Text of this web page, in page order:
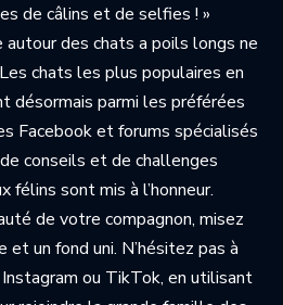
de câlins et de selfies ! »
autour des chats a poils longs ne
Les chats les plus populaires en
désormais parmi les préférées
Facebook et forums spécialisés
conseils et de challenges
félins sont mis à l’honneur.
de votre compagnon, misez
un fond uni. N’hésitez pas à
ou TikTok, en utilisant